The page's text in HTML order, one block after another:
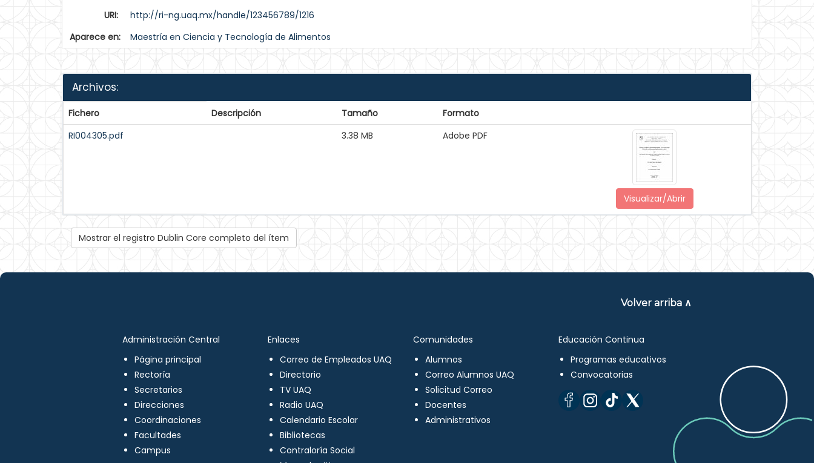
URI:
http://ri-ng.uaq.mx/handle/123456789/1216
Aparece en:
Maestría en Ciencia y Tecnología de Alimentos
Archivos:
Fichero Descripción Tamaño
Formato
RI004305.pdf
3.38 MB Adobe PDF
Visualizar/Abrir
Mostrar el registro Dublin Core completo del ítem
Volver arriba ∧
Administración Central
Página principal
Rectoría
Secretarios
Direcciones
Coordinaciones
Facultades
Campus
Enlaces
Correo de Empleados UAQ
Directorio
TV UAQ
Radio UAQ
Calendario Escolar
Bibliotecas
Contraloría Social
Comunidades
Alumnos
Correo Alumnos UAQ
Solicitud Correo
Docentes
Administrativos
Educación Continua
Programas educativos
Convocatorias